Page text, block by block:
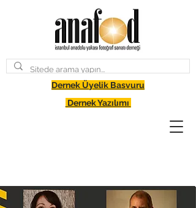
Dernek Üyelik Basvuru
Dernek Yazılımı